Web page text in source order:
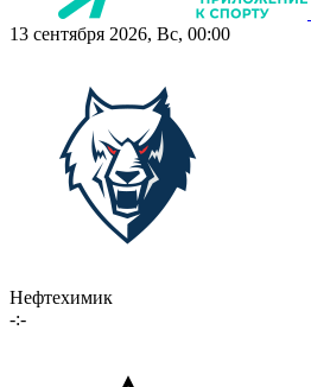
13 сентября 2026, Вс, 00:00
Нефтехимик
-:-